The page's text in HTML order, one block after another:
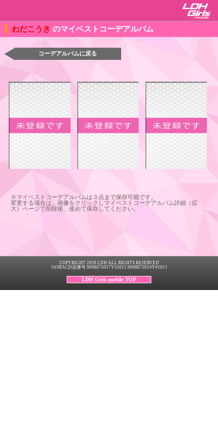
わだこうき のマイベストコーデアルバム
コーデアルバムに戻る
※マイベストコーデアルバムは３点まで保存可能です。
変更する場合は、画像をクリックしマイベストコーデアルバム詳細（拡
大）ページで削除後、改めて保存してください。
COPYRIGHT 2026 LDH ALL RIGHTS RESERVED
JASRAC許諾番号 9008675017Y55011 9008675014Y41011
LDH Girls mobile TOP